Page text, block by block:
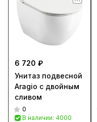
6 720 ₽
Унитаз подвесной
Aragio с двойным
сливом
0
В наличии: 4000